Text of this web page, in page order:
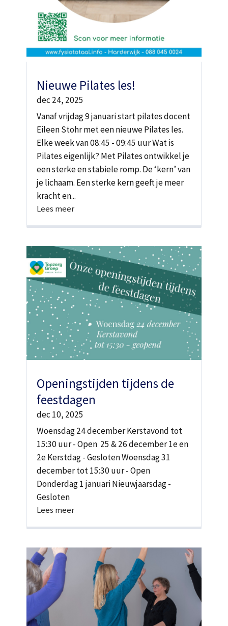
Nieuwe Pilates les!
dec 24, 2025
Vanaf vrijdag 9 januari start pilates docent
Eileen Stohr met een nieuwe Pilates les.
Elke week van 08:45 - 09:45 uur Wat is
Pilates eigenlijk? Met Pilates ontwikkel je
een sterke en stabiele romp. De ‘kern’ van
je lichaam. Een sterke kern geeft je meer
kracht en...
Lees meer
Openingstijden tijdens de
feestdagen
dec 10, 2025
Woensdag 24 december Kerstavond tot
15:30 uur - Open 25 & 26 december 1e en
2e Kerstdag - Gesloten Woensdag 31
december tot 15:30 uur - Open
Donderdag 1 januari Nieuwjaarsdag -
Gesloten
Lees meer